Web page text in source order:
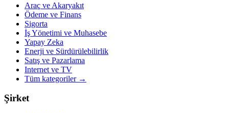
Araç ve Akaryakıt
Ödeme ve Finans
Sigorta
İş Yönetimi ve Muhasebe
Yapay Zeka
Enerji ve Sürdürülebilirlik
Satış ve Pazarlama
Internet ve TV
Tüm kategoriler→
Şirket